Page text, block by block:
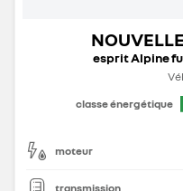
esprit Alpine
classe énergétique
moteur
transmission